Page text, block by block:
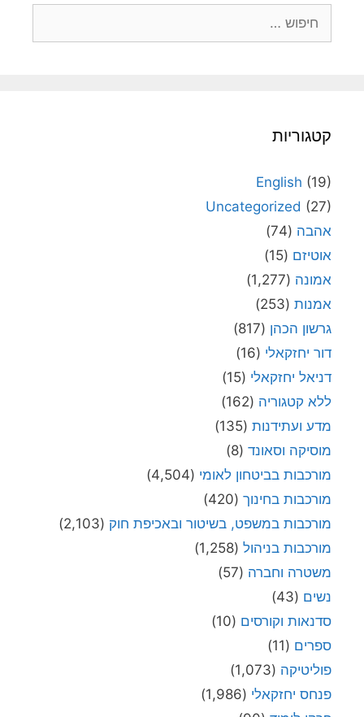
קטגוריות
English (19)
Uncategorized (27)
אהבה (74)
אוטיזם (15)
אמונה (1,277)
אמנות (253)
גרשון הכהן (817)
דור יחזקאלי (16)
דניאל יחזקאלי (15)
ללא קטגוריה (162)
מדע ועתידנות (135)
מוסיקה וסאונד (8)
מורכבות בביטחון לאומי (4,504)
מורכבות בחינוך (420)
מורכבות במשפט, בשיטור ובאכיפת חוק (2,103)
מורכבות בניהול (1,258)
משטרה וחברה (57)
נשים (43)
סדנאות וקורסים (10)
ספרים (11)
פוליטיקה (1,073)
פנחס יחזקאלי (1,986)